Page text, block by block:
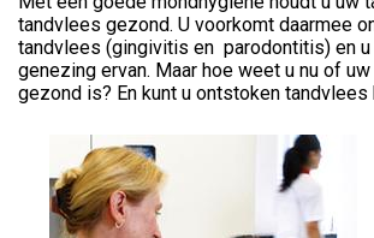
tandvlees gezond. U voorkomt daarmee
tandvlees (gingivitis en parodontitis) en
genezing ervan. Maar hoe weet u nu of
gezond is? En kunt u ontstoken tandvlees